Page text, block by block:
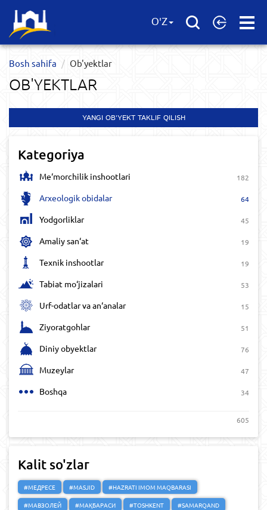
Open
O'Z
Bosh sahifa Ob'yektlar​
OB'YEKTLAR​
YANGI OB'YEKT TAKLIF QILISH
Kategoriya
Me‘morchilik inshootlari 182
Arxeologik obidalar 64
Yodgorliklar 45
Amaliy san‘at 19
Texnik inshootlar 19
Tabiat mo‘jizalari 53
Urf-odatlar va an‘analar 15
Ziyoratgohlar 51
Diniy obyektlar 76
Muzeylar 47
Boshqa 34
605
Kalit so'zlar
#МЕДРЕСЕ #MASJID
#HAZRATI IMOM MAQBARASI
#МАВЗОЛЕЙ
#МАҚБАРАСИ #TOSHKENT
#SAMARQAND